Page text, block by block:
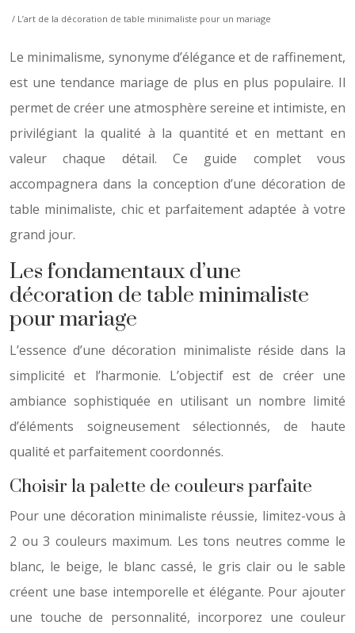
/ L’art de la décoration de table minimaliste pour un mariage
Le minimalisme, synonyme d’élégance et de raffinement,
est une tendance mariage de plus en plus populaire. Il
permet de créer une atmosphère sereine et intimiste, en
privilégiant la qualité à la quantité et en mettant en
valeur chaque détail. Ce guide complet vous
accompagnera dans la conception d’une décoration de
table minimaliste, chic et parfaitement adaptée à votre
grand jour.
Les fondamentaux d’une
décoration de table minimaliste
pour mariage
L’essence d’une décoration minimaliste réside dans la
simplicité et l’harmonie. L’objectif est de créer une
ambiance sophistiquée en utilisant un nombre limité
d’éléments soigneusement sélectionnés, de haute
qualité et parfaitement coordonnés.
Choisir la palette de couleurs parfaite
Pour une décoration minimaliste réussie, limitez-vous à
2 ou 3 couleurs maximum. Les tons neutres comme le
blanc, le beige, le blanc cassé, le gris clair ou le sable
créent une base intemporelle et élégante. Pour ajouter
une touche de personnalité, incorporez une couleur